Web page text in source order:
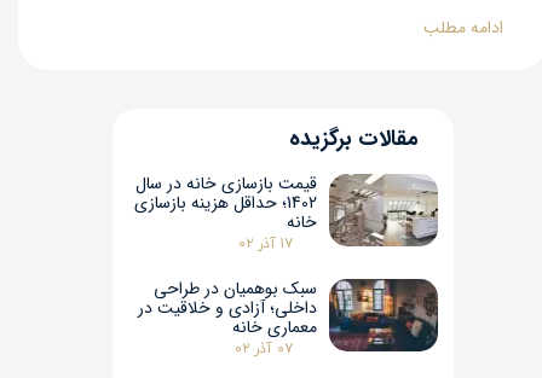
ادامه مطلب
قیمت بازسازی خانه در سال
1402؛ حداقل هزینه بازسازی
خانه
۱۷ آذر ۰۲
سبک بوهمیان در طراحی
داخلی؛ آزادی و خلاقیت در
معماری خانه
۰۷ آذر ۰۲
مقالات برگزیده